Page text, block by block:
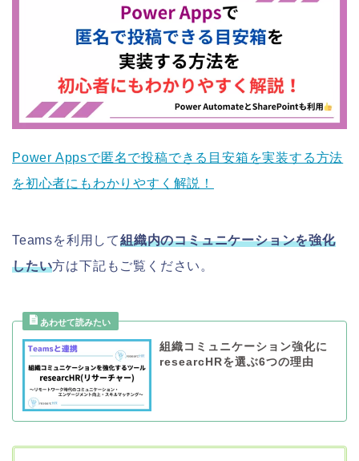
Power Appsで匿名で投稿できる目安箱を実装する方法
を初心者にもわかりやすく解説！
Teamsを利用して組織内のコミュニケーションを強化
したい方は下記もご覧ください。
組織コミュニケーション強化に
researcHRを選ぶ6つの理由